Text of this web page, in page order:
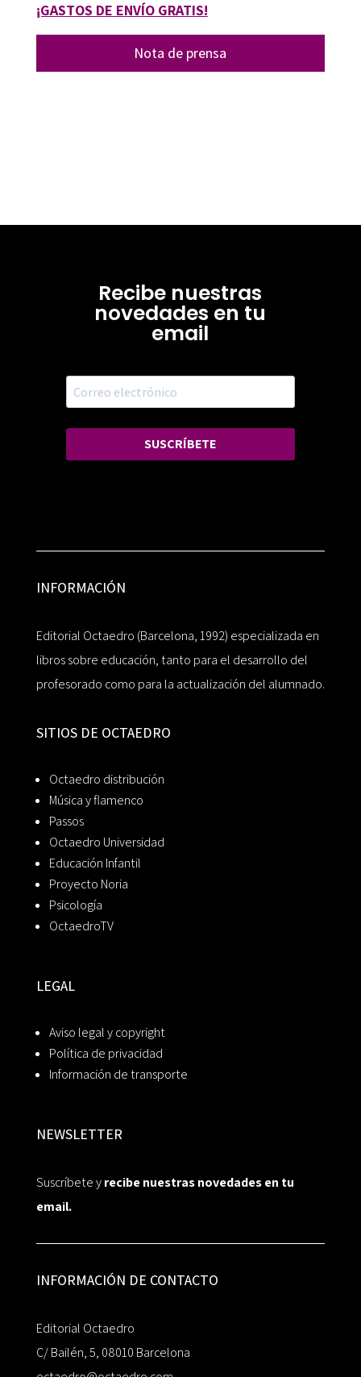
¡GASTOS DE ENVÍO GRATIS!
Nota de prensa
Recibe nuestras
novedades en tu
email
SUSCRÍBETE
INFORMACIÓN
Editorial Octaedro (Barcelona, 1992) especializada en
libros sobre educación, tanto para el desarrollo del
profesorado como para la actualización del alumnado.
SITIOS DE OCTAEDRO
Octaedro distribución
Música y flamenco
Passos
Octaedro Universidad
Educación Infantil
Proyecto Noria
Psicología
OctaedroTV
LEGAL
Aviso legal y copyright
Política de privacidad
Información de transporte
NEWSLETTER
Suscríbete yrecibe nuestras novedades en tu
email.
INFORMACIÓN DE CONTACTO
Editorial Octaedro
C/ Bailén, 5, 08010 Barcelona